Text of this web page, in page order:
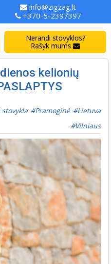
info@zigzag.lt
+370-5-2397397
Nerandi stovyklos?
Rašyk mums
kelionių
Pramoginė
Lietuva
Vilniaus